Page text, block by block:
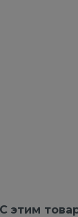
С этим